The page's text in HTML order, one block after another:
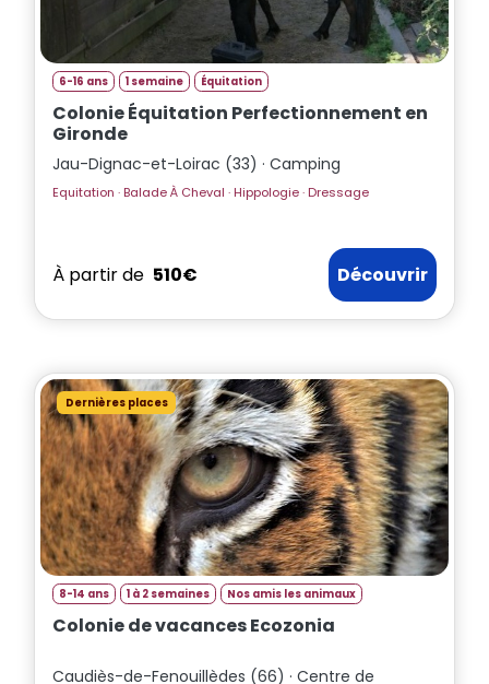
6-16 ans 1 semaine Équitation
Colonie Équitation Perfectionnement en
Gironde
Jau-Dignac-et-Loirac (33) · Camping
Equitation · Balade À Cheval · Hippologie · Dressage
À partir de 510€ Découvrir
Dernières places
8-14 ans 1 à 2 semaines Nos amis les animaux
Colonie de vacances Ecozonia
Caudiès-de-Fenouillèdes (66) · Centre de